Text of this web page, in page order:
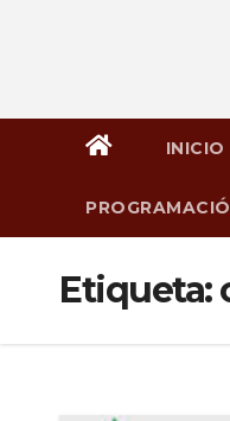
INICIO
Etiqueta: